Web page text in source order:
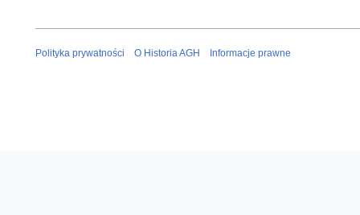
Polityka prywatności O Historia AGH Informacje prawne